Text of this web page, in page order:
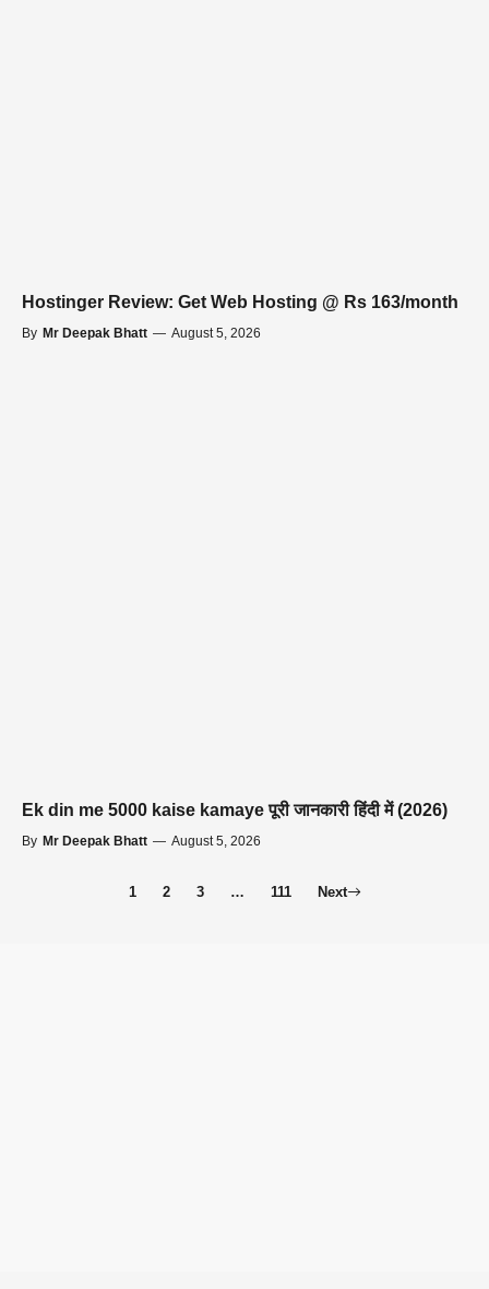
Hostinger Review: Get Web Hosting @ Rs 163/month
By Mr Deepak Bhatt — August 5, 2026
Ek din me 5000 kaise kamaye पूरी जानकारी हिंदी में (2026)
By Mr Deepak Bhatt — August 5, 2026
1 2 3 … 111 Next